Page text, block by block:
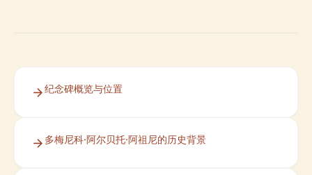
纪念碑概览与位置
多梅尼科·阿尔贝托·阿祖尼的历史背景